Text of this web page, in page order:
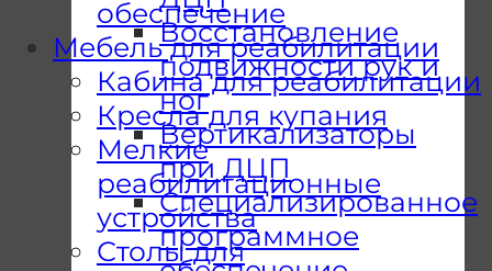
Восстановление
подвижности рук и
ног
Вертикализаторы
при ДЦП
Специализированное
программное
обеспечение
Мебель для реабилитации
Кабина для реабилитации
Кресла для купания
Мелкие
реабилитационные
устройства
Столы для